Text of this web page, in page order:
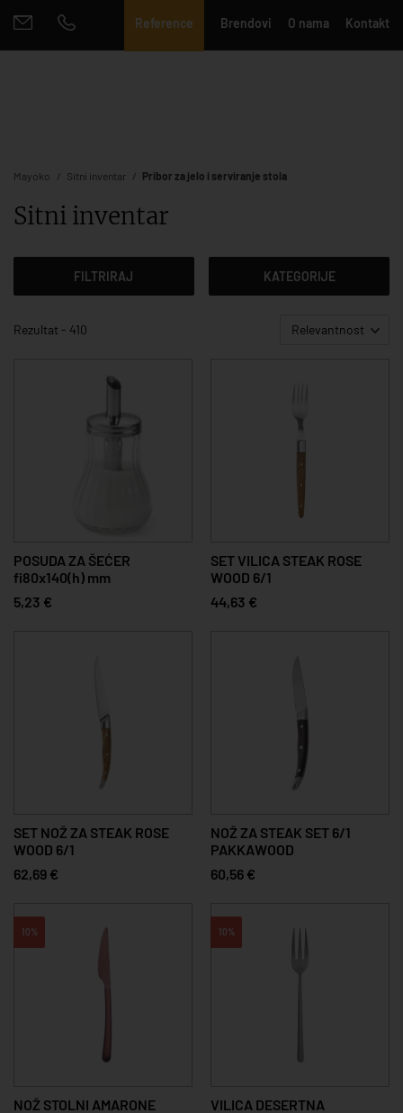
Reference Brendovi O nama Kontakt
Mayoko Sitni inventar Pribor za jelo i serviranje stola
Sitni inventar
FILTRIRAJ KATEGORIJE
Rezultat - 410 Relevantnost
POSUDA ZA ŠEĆER
fi80x140(h) mm
5,23 €
SET VILICA STEAK ROSE
WOOD 6/1
44,63 €
SET NOŽ ZA STEAK ROSE
WOOD 6/1
62,69 €
NOŽ ZA STEAK SET 6/1
PAKKAWOOD
60,56 €
10%
NOŽ STOLNI AMARONE
10%
VILICA DESERTNA